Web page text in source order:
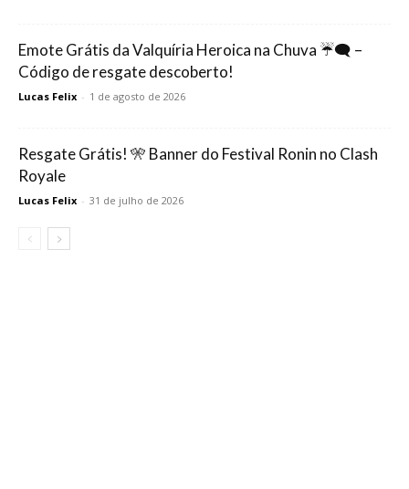
Emote Grátis da Valquíria Heroica na Chuva ☔🗨️ –
Código de resgate descoberto!
Lucas Felix - 1 de agosto de 2026
Resgate Grátis! 🎌 Banner do Festival Ronin no Clash
Royale
Lucas Felix - 31 de julho de 2026